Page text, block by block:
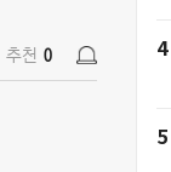
추천 0